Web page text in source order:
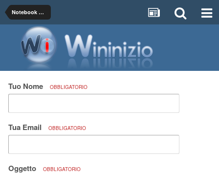
Notebook e Tablet Windows
Tuo Nome OBBLIGATORIO
Tua Email OBBLIGATORIO
Oggetto OBBLIGATORIO